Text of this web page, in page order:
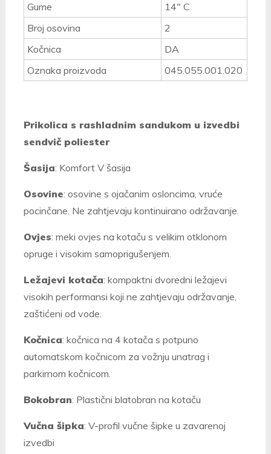
Gume
14" C
Broj osovina
2
Kočnica
DA
Oznaka proizvoda
045.055.001.020
Prikolica s rashladnim sandukom u izvedbi
sendvič poliester
Šasija: Komfort V šasija
Osovine: osovine s ojačanim osloncima, vruće
pocinčane. Ne zahtjevaju kontinuirano održavanje.
Ovjes: meki ovjes na kotaču s velikim otklonom
opruge i visokim samoprigušenjem.
Ležajevi kotača: kompaktni dvoredni ležajevi
visokih performansi koji ne zahtjevaju održavanje,
zaštićeni od vode.
Kočnica: kočnica na 4 kotača s potpuno
automatskom kočnicom za vožnju unatrag i
parkirnom kočnicom.
Bokobran: Plastični blatobran na kotaču
Vučna šipka: V-profil vučne šipke u zavarenoj
izvedbi